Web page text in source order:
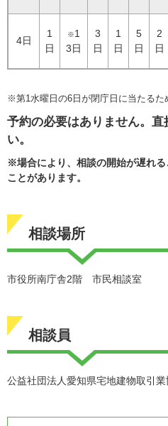
4日
1
日
※1
3日
3
日
1
日
5
日
2
日
※第1水曜日の6日が閉庁日に当たるた
予約の必要はありません。直
い。
※場合により、相談の開始が遅れ
ことがあります。
相談場所
市役所南庁舎2階 市民相談室
相談員
公益社団法人愛知県宅地建物取引